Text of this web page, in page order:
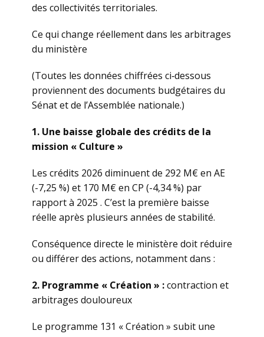
des collectivités territoriales.
Ce qui change réellement dans les arbitrages
du ministère
(Toutes les données chiffrées ci‑dessous
proviennent des documents budgétaires du
Sénat et de l’Assemblée nationale.)
1. Une baisse globale des crédits de la
mission « Culture »
Les crédits 2026 diminuent de 292 M€ en AE
(-7,25 %) et 170 M€ en CP (-4,34 %) par
rapport à 2025 . C’est la première baisse
réelle après plusieurs années de stabilité.
Conséquence directe le ministère doit réduire
ou différer des actions, notamment dans :
2. Programme « Création » :contraction et
arbitrages douloureux
Le programme 131 « Création » subit une